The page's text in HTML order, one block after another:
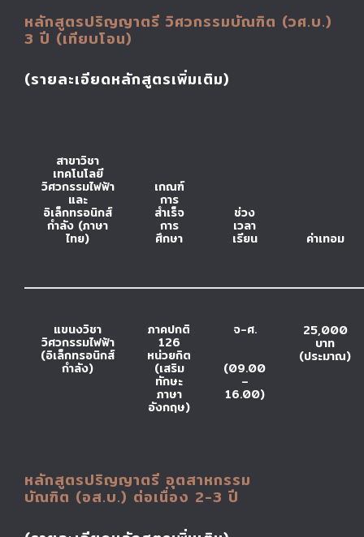
หลักสูตรปริญญาตรี วิศวกรรมบัณฑิต (วศ.บ.)
3 ปี (เทียบโอน)
(รายละเอียดหลักสูตรเพิ่มเติม)
สาขาวิชา
เทคโนโลยี
วิศวกรรมไฟฟ้า
และ
อิเล็กทรอนิกส์
กำลัง (ภาษา
ไทย)
เกณฑ์
การ
สำเร็จ
การ
ศึกษา
ช่วง
เวลา
เรียน ค่าเทอม
แขนงวิชา
วิศวกรรมไฟฟ้า
(อิเล็กทรอนิกส์
กำลัง)
ภาคปกติ
126
หน่วยกิต
(เสริม
ทักษะ
ภาษา
อังกฤษ)
จ-ศ.
(09.00
–
16.00)
25,000
บาท
(ประมาณ)
หลักสูตรปริญญาตรี อุตสาหกรรม
บัณฑิต (อส.บ.) ต่อเนื่อง 2-3 ปี